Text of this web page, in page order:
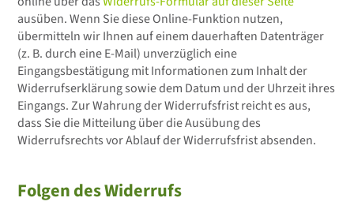
ausüben. Wenn Sie diese Online-Funktion nutzen,
übermitteln wir Ihnen auf einem dauerhaften Datenträger
(z. B. durch eine E-Mail) unverzüglich eine
Eingangsbestätigung mit Informationen zum Inhalt der
Widerrufserklärung sowie dem Datum und der Uhrzeit ihres
Eingangs. Zur Wahrung der Widerrufsfrist reicht es aus,
dass Sie die Mitteilung über die Ausübung des
Widerrufsrechts vor Ablauf der Widerrufsfrist absenden.
Folgen des Widerrufs